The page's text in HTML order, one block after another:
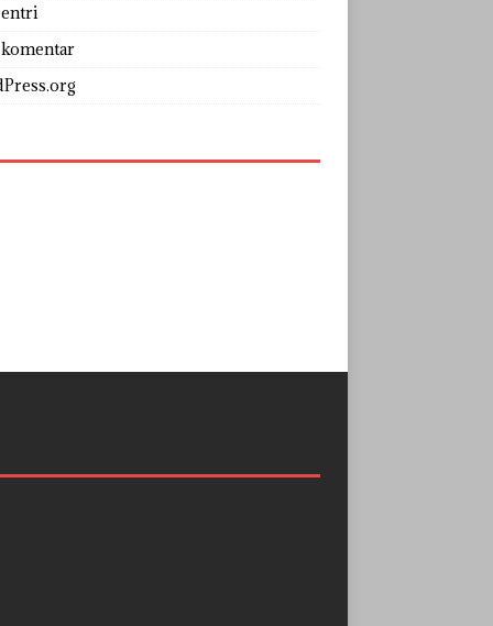
entri
komentar